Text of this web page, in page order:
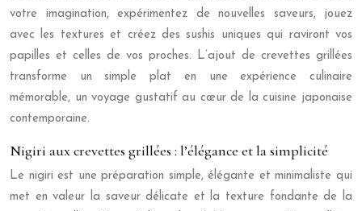
votre imagination, expérimentez de nouvelles saveurs, jouez
avec les textures et créez des sushis uniques qui raviront vos
papilles et celles de vos proches. L’ajout de crevettes grillées
transforme un simple plat en une expérience culinaire
mémorable, un voyage gustatif au cœur de la cuisine japonaise
contemporaine.
Nigiri aux crevettes grillées : l’élégance et la simplicité
Le nigiri est une préparation simple, élégante et minimaliste qui
met en valeur la saveur délicate et la texture fondante de la